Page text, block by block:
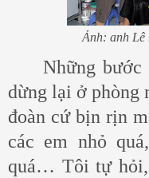
Ảnh: anh Lê
Những bước
dừng lại ở phòng
đoàn cứ bịn rịn
các em nhỏ
quá… Tôi tự